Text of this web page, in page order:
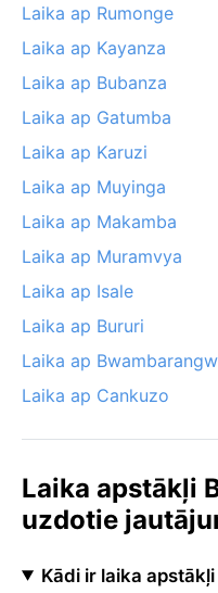
Laika ap Rumonge
Laika ap Kayanza
Laika ap Bubanza
Laika ap Gatumba
Laika ap Karuzi
Laika ap Muyinga
Laika ap Makamba
Laika ap Muramvya
Laika ap Isale
Laika ap Bururi
Laika ap
Laika ap Cankuzo
Laika apstākļi
uzdotie
Kādi ir laika